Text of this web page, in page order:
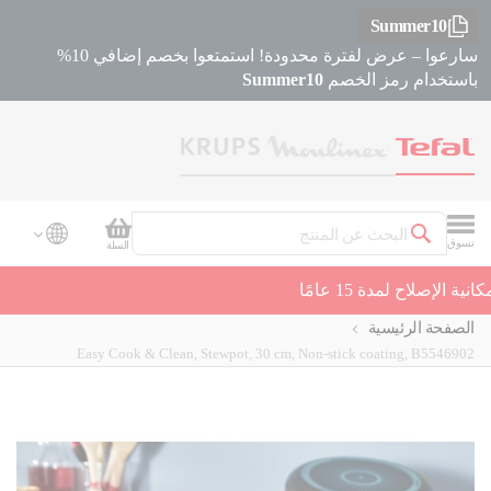
Summer10
سارعوا – عرض لفترة محدودة! استمتعوا بخصم إضافي 10%
باستخدام رمز الخصم Summer10
تسوق
بحث
سلة
السلة
الصفحة الرئيسية
Easy Cook & Clean, Stewpot, 30 cm, Non-stick coating, B5546902